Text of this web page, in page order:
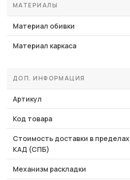
МАТЕРИАЛЫ
Материал обивки
Материал каркаса
ДОП. ИНФОРМАЦИЯ
Артикул
Код товара
Стоимость доставки в пределах
КАД (СПБ)
Механизм раскладки